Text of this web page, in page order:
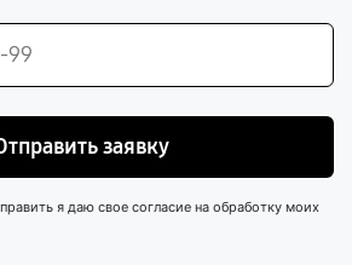
заявку
я даю свое согласие на обработку моих